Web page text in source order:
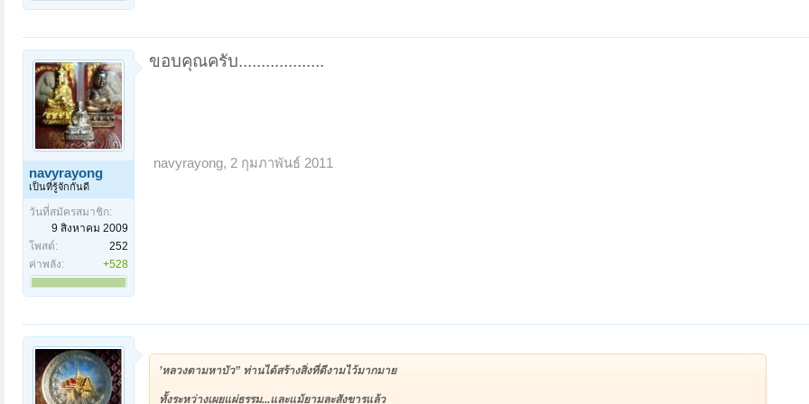
navyrayong
เป็นที่รู้จักกันดี
วันที่สมัครสมาชิก:
9 สิงหาคม 2009
โพสต์:
252
ค่าพลัง:
+528
ขอบคุณครับ...................
navyrayong, 2 กุมภาพันธ์ 2011
’หลวงตามหาบัว” ท่านได้สร้างสิ่งที่ดีงามไว้มากมาย
ทั้งระหว่างเผยแผ่ธรรม...และแม้ยามละสังขารแล้ว